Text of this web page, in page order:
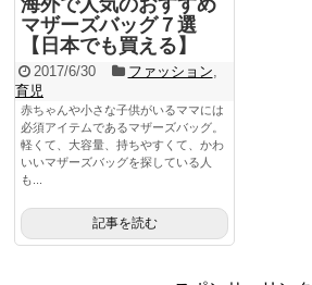
マザーズバッグ７選
【日本でも買える】
2017/6/30 ファッション
育児
赤ちゃんや小さな子供がいるママには
必須アイテムであるマザーズバッグ。
軽くて、大容量、持ちやすくて、かわ
いいマザーズバッグを探している人
も...
記事を読む